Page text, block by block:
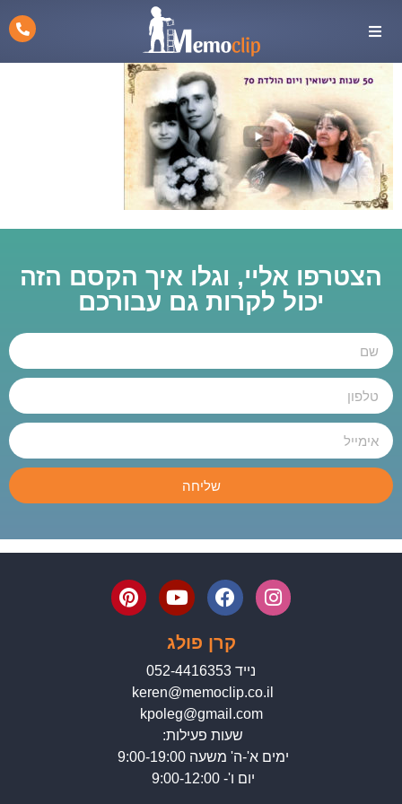
הצטרפו אליי, וגלו איך הקסם הזה
יכול לקרות גם עבורכם
שליחה
קרן פולג
נייד 052-4416353
keren@memoclip.co.il
kpoleg@gmail.com
שעות פעילות:
ימים א'-ה' משעה 9:00-19:00
יום ו'- 9:00-12:00